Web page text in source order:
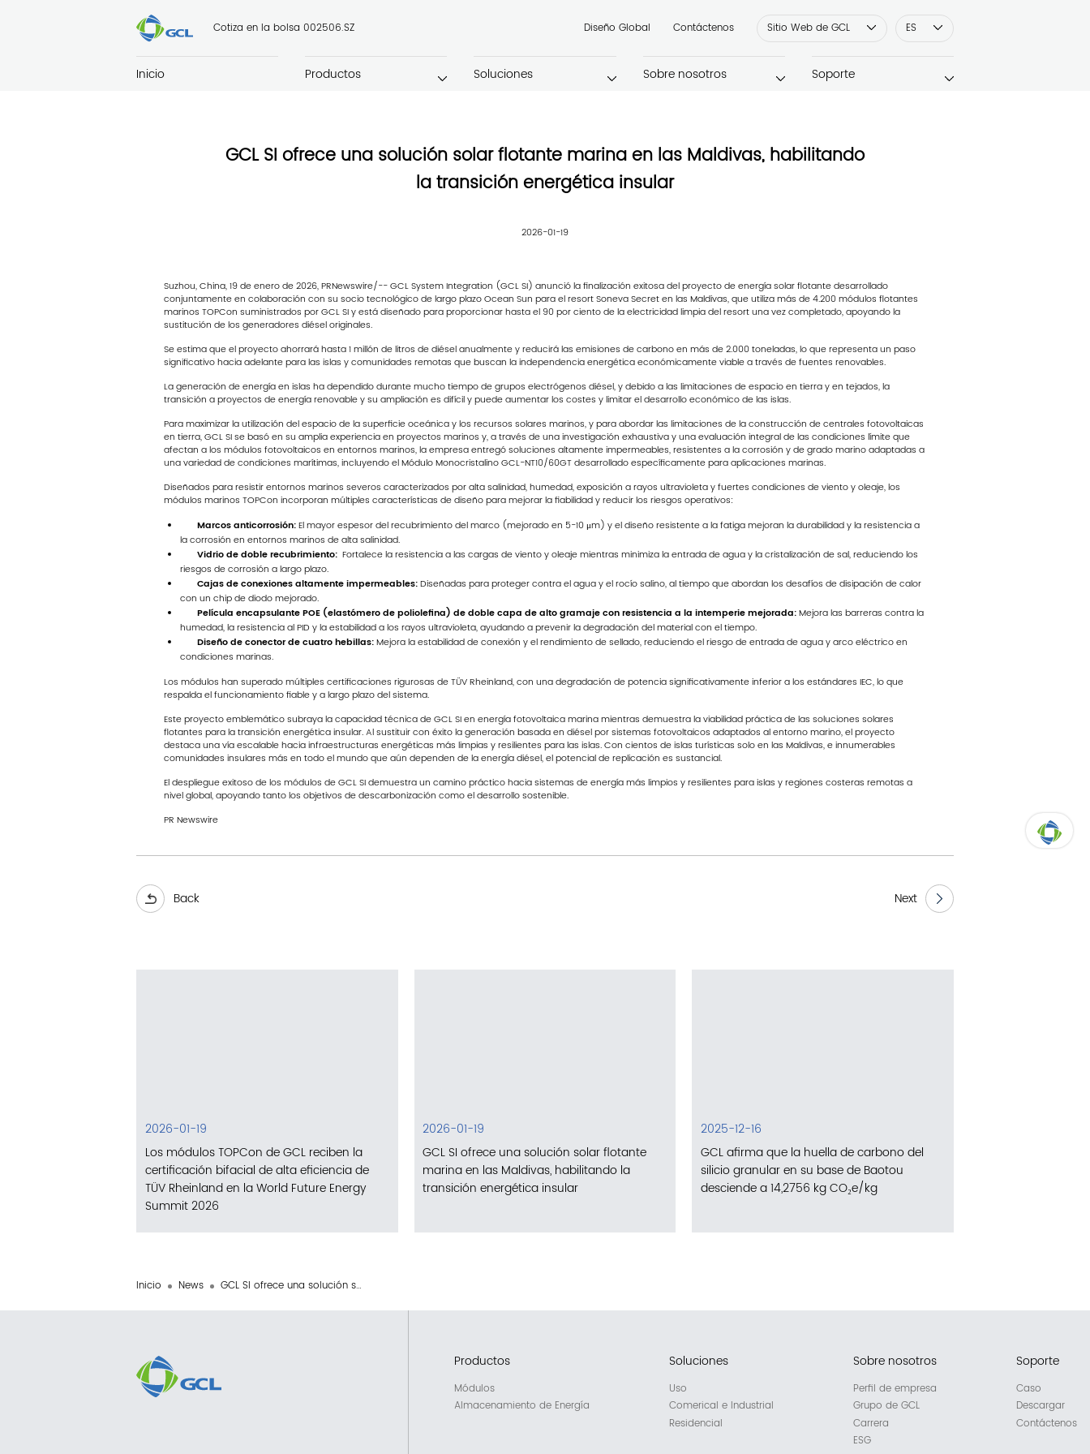
Cotiza en la bolsa 002506.SZ Diseño Global Contáctenos Sitio Web de GCL ES
Inicio Productos Soluciones Sobre nosotros Soporte
GCL SI ofrece una solución solar flotante marina en las Maldivas, habilitando
la transición energética insular
2026-01-19
Suzhou, China, 19 de enero de 2026, PRNewswire/-- GCL System Integration (GCL SI) anunció la finalización exitosa del proyecto de energía solar flotante desarrollado
conjuntamente en colaboración con su socio tecnológico de largo plazo Ocean Sun para el resort Soneva Secret en las Maldivas, que utiliza más de 4.200 módulos flotantes
marinos TOPCon suministrados por GCL SI y está diseñado para proporcionar hasta el 90 por ciento de la electricidad limpia del resort una vez completado, apoyando la
sustitución de los generadores diésel originales.
Se estima que el proyecto ahorrará hasta 1 millón de litros de diésel anualmente y reducirá las emisiones de carbono en más de 2.000 toneladas, lo que representa un paso
significativo hacia adelante para las islas y comunidades remotas que buscan la independencia energética económicamente viable a través de fuentes renovables.
La generación de energía en islas ha dependido durante mucho tiempo de grupos electrógenos diésel, y debido a las limitaciones de espacio en tierra y en tejados, la
transición a proyectos de energía renovable y su ampliación es difícil y puede aumentar los costes y limitar el desarrollo económico de las islas.
Para maximizar la utilización del espacio de la superficie oceánica y los recursos solares marinos, y para abordar las limitaciones de la construcción de centrales fotovoltaicas
en tierra, GCL SI se basó en su amplia experiencia en proyectos marinos y, a través de una investigación exhaustiva y una evaluación integral de las condiciones límite que
afectan a los módulos fotovoltaicos en entornos marinos, la empresa entregó soluciones altamente impermeables, resistentes a la corrosión y de grado marino adaptadas a
una variedad de condiciones marítimas, incluyendo el Módulo Monocristalino GCL-NT10/60GT desarrollado específicamente para aplicaciones marinas.
Diseñados para resistir entornos marinos severos caracterizados por alta salinidad, humedad, exposición a rayos ultravioleta y fuertes condiciones de viento y oleaje, los
módulos marinos TOPCon incorporan múltiples características de diseño para mejorar la fiabilidad y reducir los riesgos operativos:
Marcos anticorrosión:El mayor espesor del recubrimiento del marco (mejorado en 5-10 μm) y el diseño resistente a la fatiga mejoran la durabilidad y la resistencia a
la corrosión en entornos marinos de alta salinidad.
Vidrio de doble recubrimiento: Fortalece la resistencia a las cargas de viento y oleaje mientras minimiza la entrada de agua y la cristalización de sal, reduciendo los
riesgos de corrosión a largo plazo.
Cajas de conexiones altamente impermeables:Diseñadas para proteger contra el agua y el rocío salino, al tiempo que abordan los desafíos de disipación de calor
con un chip de diodo mejorado.
Película encapsulante POE (elastómero de poliolefina) de doble capa de alto gramaje con resistencia a la intemperie mejorada:Mejora las barreras contra la
humedad, la resistencia al PID y la estabilidad a los rayos ultravioleta, ayudando a prevenir la degradación del material con el tiempo.
Diseño de conector de cuatro hebillas:Mejora la estabilidad de conexión y el rendimiento de sellado, reduciendo el riesgo de entrada de agua y arco eléctrico en
condiciones marinas.
Los módulos han superado múltiples certificaciones rigurosas de TÜV Rheinland, con una degradación de potencia significativamente inferior a los estándares IEC, lo que
respalda el funcionamiento fiable y a largo plazo del sistema.
Este proyecto emblemático subraya la capacidad técnica de GCL SI en energía fotovoltaica marina mientras demuestra la viabilidad práctica de las soluciones solares
flotantes para la transición energética insular. Al sustituir con éxito la generación basada en diésel por sistemas fotovoltaicos adaptados al entorno marino, el proyecto
destaca una vía escalable hacia infraestructuras energéticas más limpias y resilientes para las islas. Con cientos de islas turísticas solo en las Maldivas, e innumerables
comunidades insulares más en todo el mundo que aún dependen de la energía diésel, el potencial de replicación es sustancial.
El despliegue exitoso de los módulos de GCL SI demuestra un camino práctico hacia sistemas de energía más limpios y resilientes para islas y regiones costeras remotas a
nivel global, apoyando tanto los objetivos de descarbonización como el desarrollo sostenible.
PR Newswire
Back Next
2026-01-19
Los módulos TOPCon de GCL reciben la
certificación bifacial de alta eficiencia de
TÜV Rheinland en la World Future Energy
Summit 2026
2026-01-19
GCL SI ofrece una solución solar flotante
marina en las Maldivas, habilitando la
transición energética insular
2025-12-16
GCL afirma que la huella de carbono del
silicio granular en su base de Baotou
desciende a 14,2756 kg CO₂e/kg
Inicio News GCL SI ofrece una solución solar flotante marina en las Maldivas, habilitando la transición energética insular
Productos
Módulos
Almacenamiento de Energía
Soluciones
Uso
Comerical e Industrial
Residencial
Sobre nosotros
Perfil de empresa
Grupo de GCL
Carrera
ESG
Soporte
Caso
Descargar
Contáctenos